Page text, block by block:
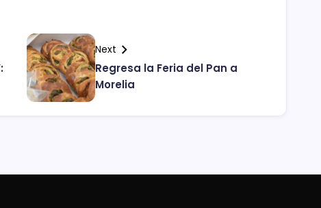
Next
Regresa la Feria del Pan a
Morelia